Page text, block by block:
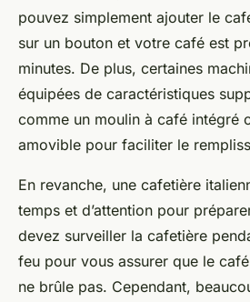
pouvez simplement ajouter le
sur un bouton et votre café est
minutes. De plus, certaines
équipées de caractéristiques
comme un moulin à café intégré
amovible pour faciliter le
En revanche, une cafetière
temps et d’attention pour
devez surveiller la cafetière
feu pour vous assurer que le
ne brûle pas. Cependant,